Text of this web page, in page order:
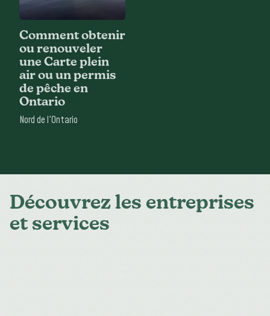
Comment obtenir
ou renouveler
une Carte plein
air ou un permis
de pêche en
Ontario
Nord de l'Ontario
Découvrez les entreprises
et services